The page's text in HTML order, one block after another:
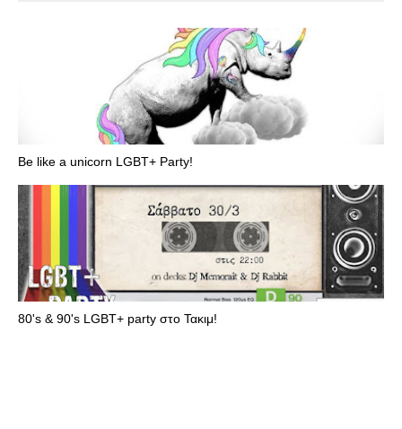
Be like a unicorn LGBT+ Party!
80's & 90's LGBT+ party στο Τακιμ!